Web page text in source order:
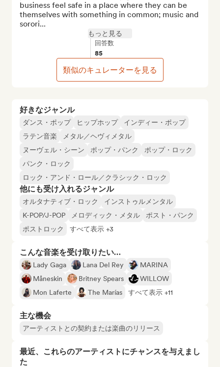
好きなジャンル
ダンス・ポップ ヒップホップ
インディー・ポップ
ラテン音楽
メタル／ヘヴィメタル
ヌーヴェル・シーン
ポップ・パンク
ポップ・ロック
パンク・ロック
ロック・アンド・ロール／クラシック・ロック
他にも受け入れるジャンル
オルタナティブ・ロック
インストゥルメンタル
K-POP/J-POP
メロディック・メタル
ポスト・パンク
ポストロック
すべて表示 +3
こんな音楽を受け取りたい…
Lady Gaga Lana Del Rey
MARINA
Måneskin
Britney Spears
WILLOW
Mon Laferte
The Marías すべて表示 +11
主な機会
アーティストとの契約または楽曲のリリース
最近、これらのアーティストにチャンスを与えまし
た
business feel safe in a place where they can be
themselves with something in common; music and
sorori...
もっと見る
回答数
85
類似のキュレーターを見る